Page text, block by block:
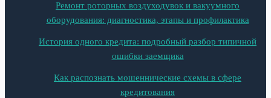
Ремонт роторных воздуходувок и вакуумного
оборудования: диагностика, этапы и профилактика
История одного кредита: подробный разбор типичной
ошибки заемщика
Как распознать мошеннические схемы в сфере
кредитования